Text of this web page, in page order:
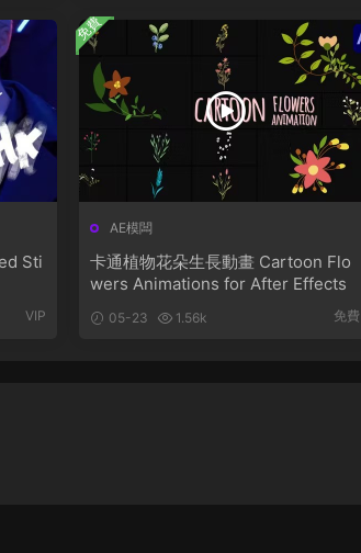
Sti
VIP
AE模闆
卡通植物花朵生長動畫 Cartoon Flo
wers Animations for After Effects
05-23 1.56k 免費
免費